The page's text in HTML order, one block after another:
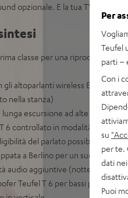
opzionale. E la tua TV non
classe per una riproduzione
altoparlanti wireless EFFEKT
nella stanza)
escursione ad alte
6 controllato in modalità wireless
del parlato possibile
a Berlino per un suono
audio aggiuntive (notte, parlato,
Teufel T 6 per bassi profondi
Per
Teufel
parti –
Con i
su
per te.
dati
Puoi